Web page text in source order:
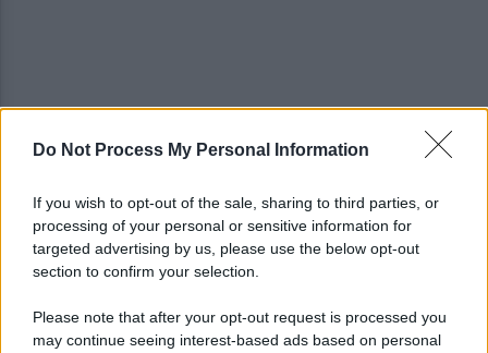
Do Not Process My Personal Information
If you wish to opt-out of the sale, sharing to third parties, or
processing of your personal or sensitive information for
targeted advertising by us, please use the below opt-out
section to confirm your selection.
Please note that after your opt-out request is processed you
may continue seeing interest-based ads based on personal
Mugnano, omicidio Colalongo: Woodcock
Il Comune trova la soluzione: BigMama e The
Kolors per salvare il concerto